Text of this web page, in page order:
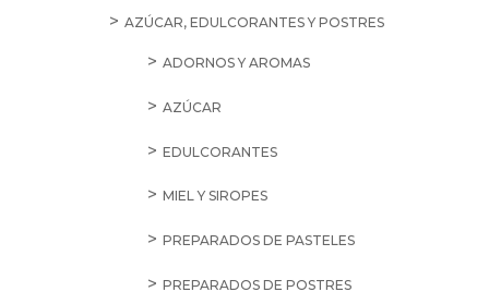
AZÚCAR, EDULCORANTES Y POSTRES
ADORNOS Y AROMAS
AZÚCAR
EDULCORANTES
MIEL Y SIROPES
PREPARADOS DE PASTELES
PREPARADOS DE POSTRES